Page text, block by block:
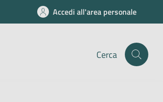
Accedi all'area personale
Cerca